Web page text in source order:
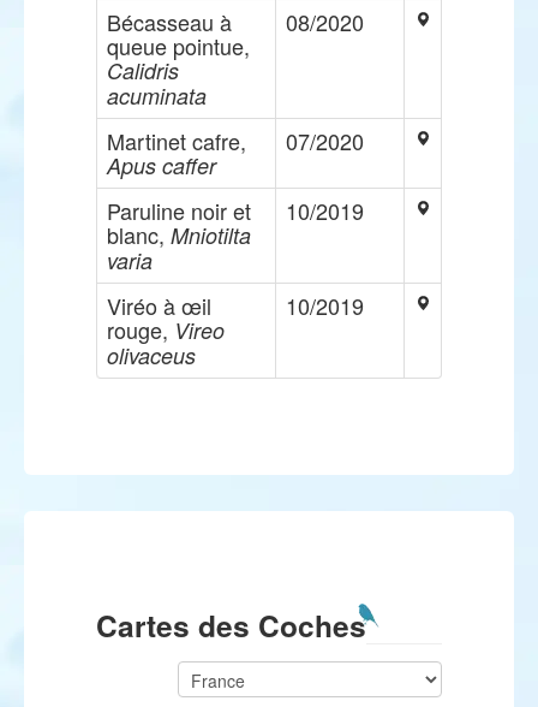
Bécasseau à
queue pointue,
Calidris
acuminata
08/2020
Martinet cafre,
Apus caffer
07/2020
Paruline noir et
blanc, Mniotilta
varia
10/2019
Viréo à œil
rouge, Vireo
olivaceus
10/2019
Cartes des Coches